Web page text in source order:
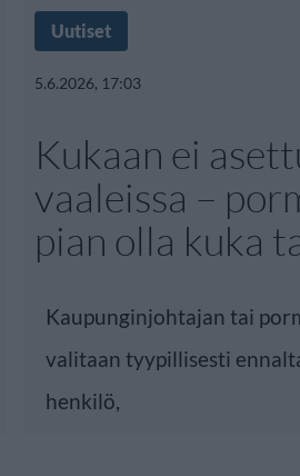
Uutiset
5.6.2026, 17:03
Kukaan ei
vaaleissa –
pian olla kuka
Kaupunginjohtajan tai
valitaan tyypillisesti
henkilö,